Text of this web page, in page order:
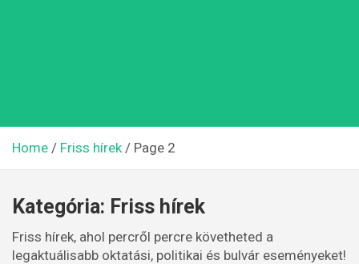
Home Friss hírek Page 2
Kategória: Friss hírek
Friss hírek, ahol percről percre követheted a
legaktuálisabb oktatási, politikai és bulvár eseményeket!